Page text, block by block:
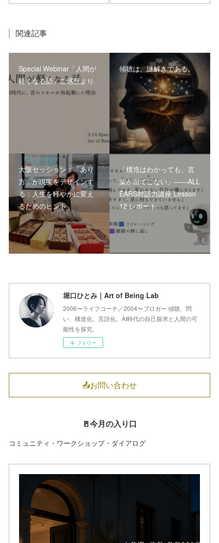
関連記事
Special Webinar「人間が
軽くなる話」ご感想より
傾聴は、謎解きである。
大阪セッション：「あり
方」が現実をデザインす
る：人生を軽やかに変え
るためのヒント
「構造はわかっても、言
葉が出てこない」――ALL
EARS対話力講座 Lesson
12 レポート
堀口ひとみ｜Art of Being Lab
2006〜ライフコーチ／2004〜ブロガー 傾聴、問
い、構造化、言語化。AI時代の自己探求と人間の可
能性を探究。
フォロー
📤お問い合わせ
🚪今月の入り口
コミュニティ・ワークショップ・ダイアログ